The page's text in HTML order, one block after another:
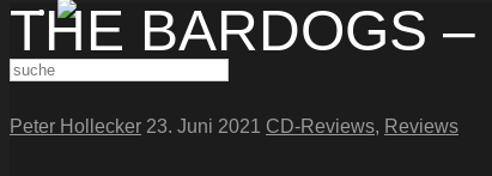
THE BARDOGS
Peter Hollecker 23. Juni 2021 CD-Reviews, Reviews